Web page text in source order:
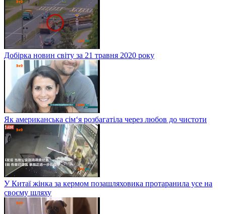
Добірка новин світу за 21 травня 2020 року
Як американська сім‘я розбагатіла через любов до чистоти
У Китаї жінка за кермом позашляховика протаранила усе на
своєму шляху